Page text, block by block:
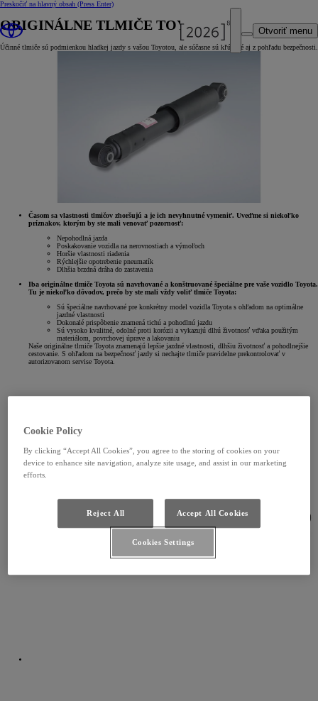
Preskočiť na hlavný obsah (Press Enter)
Otvoriť menu
ORIGINÁLNE TLMIČE TOYOTA
Účinné tlmiče sú podmienkou hladkej jazdy s vašou Toyotou, ale súčasne sú kľúčové aj z pohľadu bezpečnosti.
Časom sa vlastnosti tlmičov zhoršujú a je ich nevyhnutné vymeniť. Uveďme si niekoľko
príznakov, ktorým by ste mali venovať pozornosť:
Nepohodlná jazda
Poskakovanie vozidla na nerovnostiach a výmoľoch
Horšie vlastnosti riadenia
Rýchlejšie opotrebenie pneumatík
Dlhšia brzdná dráha do zastavenia
Iba originálne tlmiče Toyota sú navrhované a konštruované špeciálne pre vaše vozidlo Toyota.
Tu je niekoľko dôvodov, prečo by ste mali vždy voliť tlmiče Toyota:
Sú špeciálne navrhované pre konkrétny model vozidla Toyota s ohľadom na optimálne
jazdné vlastnosti
Dokonalé prispôbenie znamená tichú a pohodlnú jazdu
Sú vysoko kvalitné, odolné proti korózii a vykazujú dlhú životnosť vďaka použitým
materiálom, povrchovej úprave a lakovaniu
Naše originálne tlmiče Toyota znamenajú lepšie jazdné vlastnosti, dlhšiu životnosť a pohodlnejšie
cestovanie. S ohľadom na bezpečnosť jazdy si nechajte tlmiče pravidelne prekontrolovať v
autorizovanom servise Toyota.
Cookie Policy
By clicking “Accept All Cookies”, you agree to the storing of cookies on your
device to enhance site navigation, analyze site usage, and assist in our marketing
efforts.
Reject All Accept All Cookies
Cookies Settings